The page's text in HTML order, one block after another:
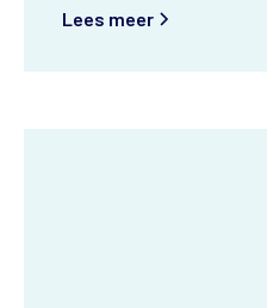
Lees meer